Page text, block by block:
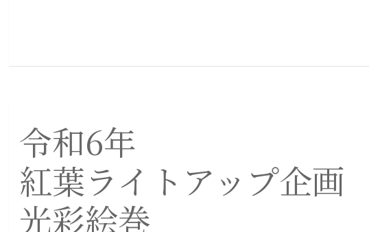
令和6年
紅葉ライトアップ企画
光彩絵巻